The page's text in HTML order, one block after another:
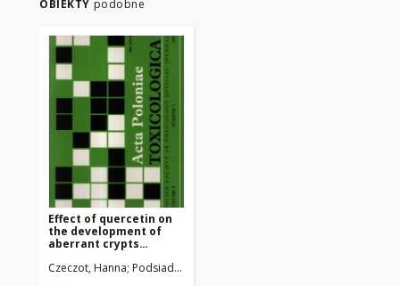
OBIEKTY podobne
Effect of quercetin on
the development of
aberrant crypts
dimethylhydrazine in
Czeczot, Hanna Podsiad, Małgorzata